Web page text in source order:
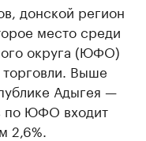
донской регион
место среди
округа (ЮФО)
Выше
Адыгея —
по ЮФО входит
2,6%.